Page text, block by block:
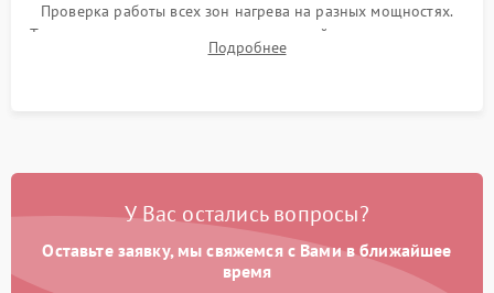
Проверка работы всех зон нагрева на разных мощностях.
Тестирование сенсорного управления, таймера, индикаторов
остаточного тепла и систем защиты от перегрева.
Подробнее
У Вас остались вопросы?
Оставьте заявку, мы свяжемся с Вами в ближайшее
время